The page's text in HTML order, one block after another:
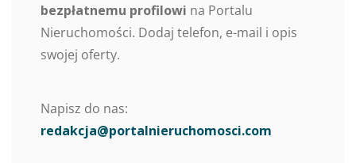
bezpłatnemu profilowi na Portalu
Nieruchomości. Dodaj telefon, e-mail i opis
swojej oferty.
Napisz do nas:
redakcja@portalnieruchomosci.com